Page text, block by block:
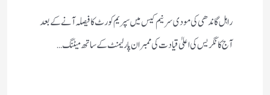
راہل گاندھی کی مودی سرنیم کیس میں سپریم کورٹ کا فیصلہ آنے کے بعد
آج کانگریس کی اعلیٰ قیادت کی ممبران پارلیمنٹ کے ساتھ میٹنگ…